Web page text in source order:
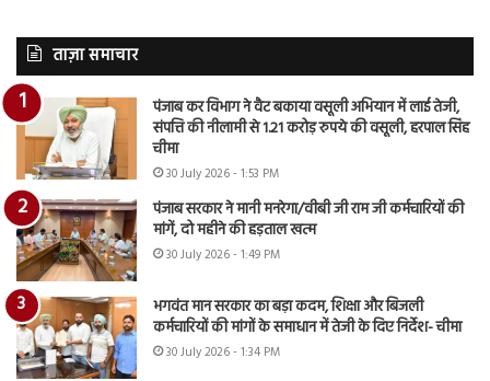
ताज़ा समाचार
पंजाब कर विभाग ने वैट बकाया वसूली अभियान में लाई तेजी,
संपत्ति की नीलामी से 1.21 करोड़ रुपये की वसूली, हरपाल सिंह
चीमा
30 July 2026 - 1:53 PM
पंजाब सरकार ने मानी मनरेगा/वीबी जी राम जी कर्मचारियों की
मांगें, दो महीने की हड़ताल खत्म
30 July 2026 - 1:49 PM
भगवंत मान सरकार का बड़ा कदम, शिक्षा और बिजली
कर्मचारियों की मांगों के समाधान में तेजी के दिए निर्देश- चीमा
30 July 2026 - 1:34 PM